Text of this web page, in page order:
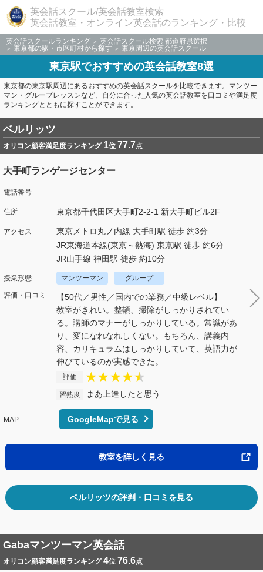
英会話スクール/英会話教室検索
英会話教室・オンライン英会話のランキング・比較
英会話スクールランキング
英会話スクール検索 都道府県選択
東京都の駅・市区町村から探す
東京周辺の英会話スクール
東京駅でおすすめの英会話教室8選
東京都の東京駅周辺にあるおすすめの英会話スクールを比較できます。マンツー
マン・グループレッスンなど、自分に合った人気の英会話教室を口コミや満足度
ランキングとともに探すことができます。
ベルリッツ
オリコン顧客満足度ランキング 1位 77.7点
大手町ランゲージセンター
東京都千代田区大手町2-2-1 新大手町ビル2F
東京メトロ丸ノ内線 大手町駅 徒歩 約3分
JR東海道本線(東京～熱海) 東京駅 徒歩 約6分
JR山手線 神田駅 徒歩 約10分
マンツーマン グループ
【50代／男性／国内での業務／中級レベル】
教室がきれい。整頓、掃除がしっかりされてい
る。講師のマナーがしっかりしている。常識があ
り、変になれなれしくない。もちろん、講義内
容、カリキュラムはしっかりしていて、英語力が
伸びているのが実感できた。
評価
習熟度 まあ上達したと思う
GoogleMapで見る
教室を詳しく見る
ベルリッツの評判・口コミを見る
Gabaマンツーマン英会話
オリコン顧客満足度ランキング4位 76.6点